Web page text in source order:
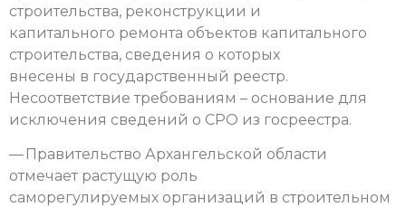
строительства, реконструкции и
капитального ремонта объектов капитального
строительства, сведения о которых
внесены в государственный реестр.
Несоответствие требованиям – основание для
исключения сведений о СРО из госреестра.
— Правительство Архангельской области
отмечает растущую роль
саморегулируемых организаций в строительном